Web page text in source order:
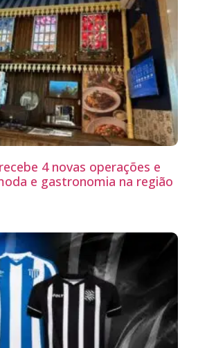
4 novas operações e
e gastronomia na região